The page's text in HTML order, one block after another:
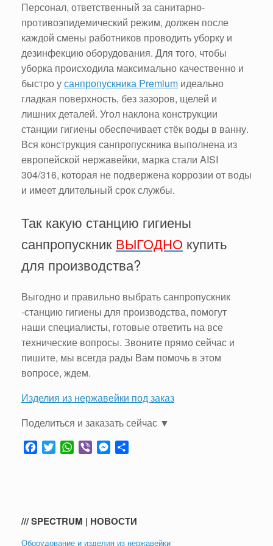
Персонал, ответственный за санитарно-
противоэпидемический режим, должен после
каждой смены работников проводить уборку и
дезинфекцию оборудования. Для того, чтобы
уборка происходила максимально качественно и
быстро усанпропускника Premium идеально
гладкая поверхность, без зазоров, щелей и
лишних деталей. Угол наклона конструкции
станции гигиены обеспечивает стёк воды в ванну.
Вся конструкция санпропускника выполнена из
европейской нержавейки, марка стали AISI
304/316, которая не подвержена коррозии от воды
и имеет длительный срок службы.
Так какую станцию гигиены
санпропускник ВЫГОДНО купить
для производства?
Выгодно и правильно выбрать санпропускник
-станцию гигиены для производства, помогут
наши специалисты, готовые ответить на все
технические вопросы. Звоните прямо сейчас и
пишите, мы всегда рады Вам помочь в этом
вопросе, ждем.
Изделия из нержавейки под заказ
Поделиться и заказать сейчас ▼
o
k
r
W
p
p
M
g
e
и
т
/// SPECTRUM | НОВОСТИ
Оборудование и изделия из нержавейки